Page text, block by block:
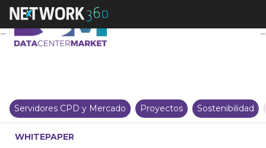
Centros de datos sostenibles,
Servidores CPD y Mercado Proyectos Sostenibilidad
WHITEPAPER